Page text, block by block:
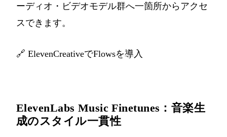
ーディオ・ビデオモデル群へ一箇所からアクセ
スできます。
🔗 ElevenCreativeでFlowsを導入
ElevenLabs Music Finetunes：音楽生
成のスタイル一貫性